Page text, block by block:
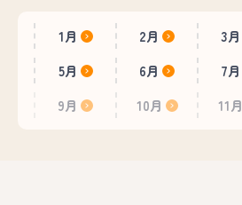
1月 2月 3月
5月
6月 7月
9月
10月 11月